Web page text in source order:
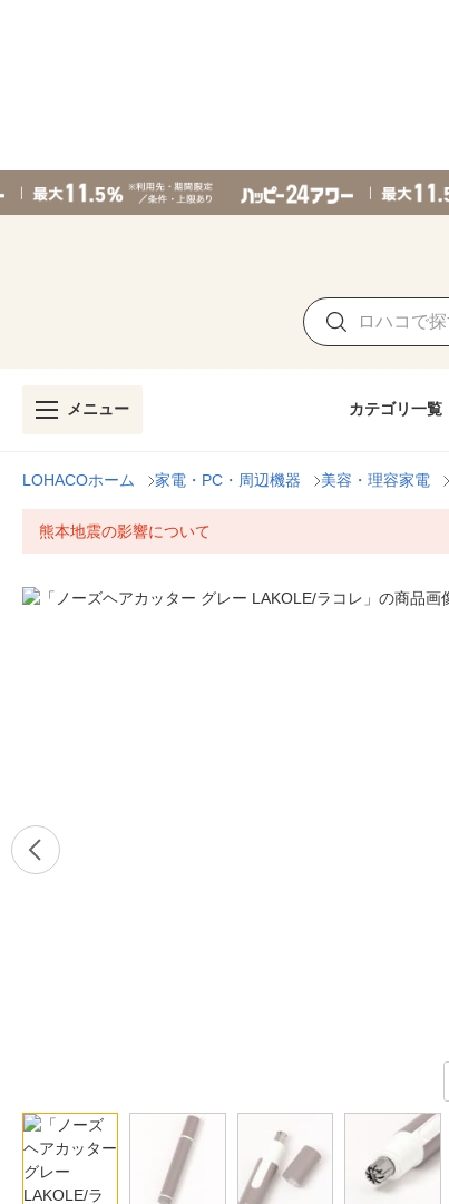
メニュー カテゴリ一覧
LOHACOホーム 家電・PC・周辺機器 美容・理容家電
熊本地震の影響について